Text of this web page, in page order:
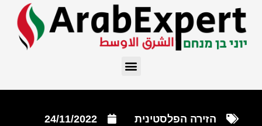
הזירה הפלסטינית 24/11/2022